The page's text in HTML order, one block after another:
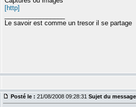
[http]
Le savoir est comme un tresor il se partage
Posté le : 21/08/2008 09:28:31 Sujet du